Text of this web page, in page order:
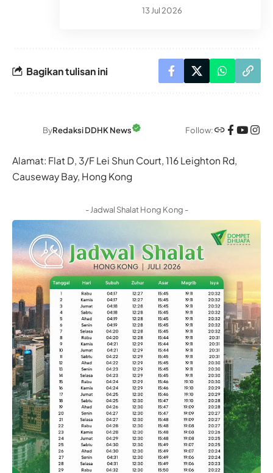
13 Jul 2026
Bagikan tulisan ini
ByRedaksi DDHK News Follow:
Alamat: Flat D, 3/F Lei Shun Court, 116 Leighton Rd,
Causeway Bay, Hong Kong
- Jadwal Shalat Hong Kong -